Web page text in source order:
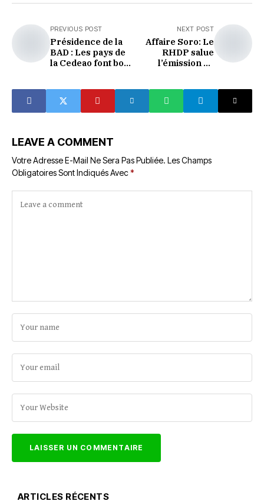
PREVIOUS POST
Présidence de la
BAD : Les pays de
la Cedeao font boc
d’Akinwumi
Adesina
NEXT POST
Affaire Soro: Le
RHDP salue
l’émission du
extradition
LEAVE A COMMENT
Votre Adresse E-Mail Ne Sera Pas Publiée. Les Champs
Obligatoires Sont Indiqués Avec*
ARTICLES RÉCENTS